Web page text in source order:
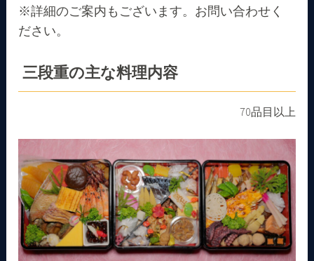
※詳細のご案内もございます。お問い合わせく
ださい。
三段重の主な料理内容
70品目以上